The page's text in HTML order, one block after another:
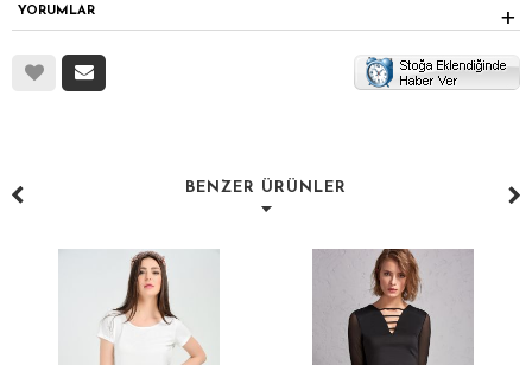
YORUMLAR
BENZER ÜRÜNLER